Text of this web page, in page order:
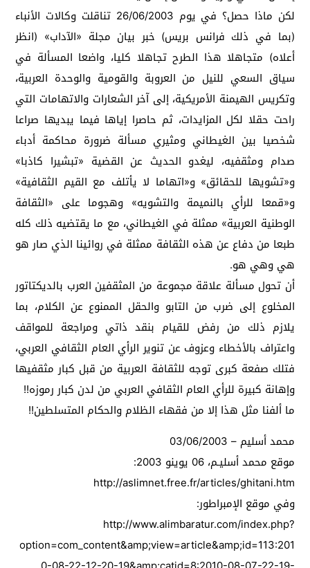
لكن ماذا حصل؟ في يوم 26/06/2003 تناقلت وكالات الأنباء
(بما في ذلك فرانس بريس) خبر بيان مجلة «الآداب» (انظر
أعلاه) متجاهلا هذا الطرح تجاهلا كليا، واضعا المسألة في
سياق السعي للنيل من العروبة والقومية والوحدة العربية،
وتكريس الهيمنة الأمريكية، إلى آخر الشعارات والاتهامات التي
راحت حقلا لكل المزايدات، ثم حاصرا إياها فيما يبديها صراعا
شخصيا بين الغيطاني ومثيري مسألة ضرورة محاكمة أدباء
صدام ومثقفيه، ليغدو الحديث عن القضية «تبشيرا كاذبا»
و«تشويها للحقائق» و«اتهاما لا يأتلف مع القيم الثقافية»
و«قمعا للرأي بالنميمة والتشويه» وهجوما على «الثقافة
الوطنية العربية» ممثلة في الغيطاني، مع ما يقتضيه ذلك كله
طبعا من دفاع عن هذه الثقافة ممثلة في روائينا الذي صار هو
هي وهي هو.
أن تحول مسألة علاقة مجموعة من المثقفين العرب بالديكتاتور
المخلوع إلى ضرب من التابو والحقل الممنوع عن الكلام، بما
يلازم ذلك من رفض للقيام بنقد ذاتي ومراجعة للمواقف
واعتراف بالأخطاء وعزوف عن تنوير الرأي العام الثقافي العربي،
فتلك صفعة كبرى توجه للثقافة العربية من قبل كبار مثقفيها
وإهانة كبيرة للرأي العام الثقافي العربي من لدن كبار رموزه!!
ما ألفنا مثل هذا إلا من فقهاء الظلام والحكام المتسلطين!!
محمد أسليم – 03/06/2003
موقع محمد أسليـم، 06 يوينو 2003:
http://aslimnet.free.fr/articles/ghitani.htm
وفي موقع الإمبراطور:
http://www.alimbaratur.com/index.php?
option=com_content&amp;view=article&amp;id=113:201